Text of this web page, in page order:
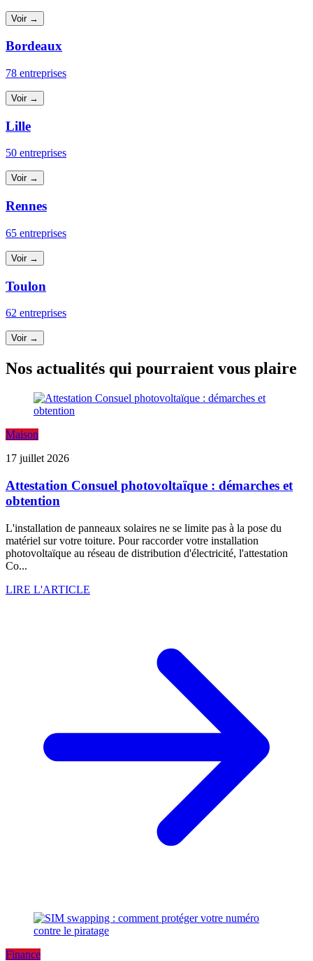
Voir →
Bordeaux
78 entreprises
Voir →
Lille
50 entreprises
Voir →
Rennes
65 entreprises
Voir →
Toulon
62 entreprises
Voir →
Nos actualités qui pourraient vous plaire
Maison
17 juillet 2026
Attestation Consuel photovoltaïque : démarches et
obtention
L'installation de panneaux solaires ne se limite pas à la pose du
matériel sur votre toiture. Pour raccorder votre installation
photovoltaïque au réseau de distribution d'électricité, l'attestation
Co...
LIRE L'ARTICLE
Finance